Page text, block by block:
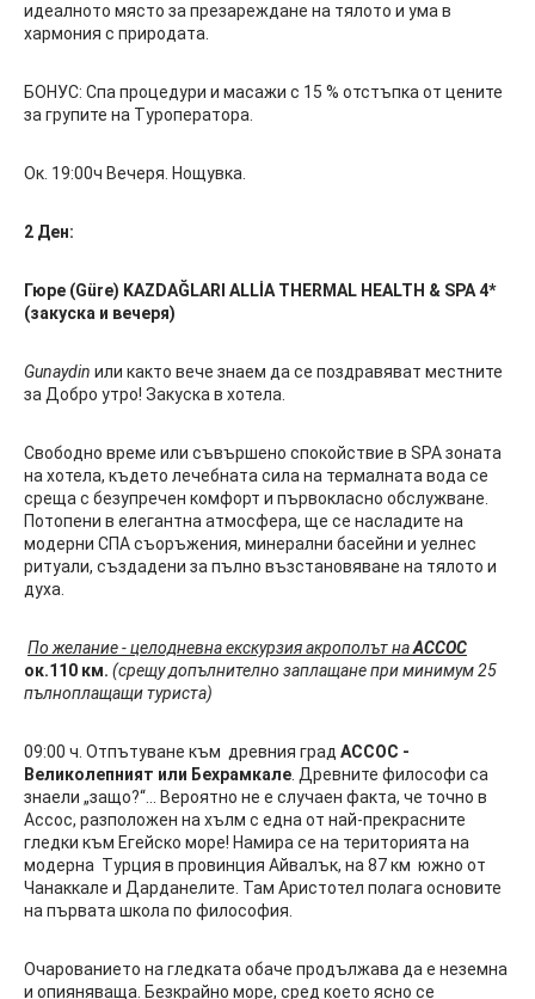
идеалното място за презареждане на тялото и ума в
хармония с природата.
БОНУС: Спа процедури и масажи с 15 % отстъпка от цените
за групите на Туроператора.
Ок. 19:00ч Вечеря. Нощувка.
2 Ден:
Гюре (Güre) KAZDAĞLARI ALLİA THERMAL HEALTH & SPA 4*
(закуска и вечеря)
Gunaydin или както вече знаем да се поздравяват местните
за Добро утро! Закуска в хотела.
Свободно време или съвършено спокойствие в SPA зоната
на хотела, където лечебната сила на термалната вода се
среща с безупречен комфорт и първокласно обслужване.
Потопени в елегантна атмосфера, ще се насладите на
модерни СПА съоръжения, минерални басейни и уелнес
ритуали, създадени за пълно възстановяване на тялото и
духа.
По желание - целодневна екскурзия акрополът наАССОС
ок.110 км. (срещу допълнително заплащане при минимум 25
пълноплащащи туриста)
09:00 ч. Отпътуване към древния град АССОС -
Великолепният или Бехрамкале . Древните философи са
знаели „защо?“... Вероятно не е случаен факта, че точно в
Ассос, разположен на хълм с една от най-прекрасните
гледки към Егейско море! Намира се на територията на
модерна Турция в провинция Айвалък, на 87 км южно от
Чанаккале и Дарданелите. Там Аристотел полага основите
на първата школа по философия.
Очарованието на гледката обаче продължава да е неземна
и опияняваща. Безкрайно море, сред което ясно се